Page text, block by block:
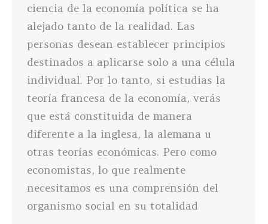
ciencia de la economía política se ha
alejado tanto de la realidad. Las
personas desean establecer principios
destinados a aplicarse solo a una célula
individual. Por lo tanto, si estudias la
teoría francesa de la economía, verás
que está constituida de manera
diferente a la inglesa, la alemana u
otras teorías económicas. Pero como
economistas, lo que realmente
necesitamos es una comprensión del
organismo social en su totalidad